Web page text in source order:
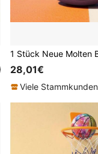
28,01€
Viele Stammkunden